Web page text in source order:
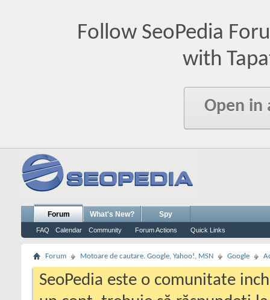
Follow SeoPedia
with
Open in
Forum
FAQ Calendar Community Forum Actions Quick Links
What's New? Spy
Forum Motoare de cautare. Google, Yahoo!, MSN Google
SeoPedia este o comunitate